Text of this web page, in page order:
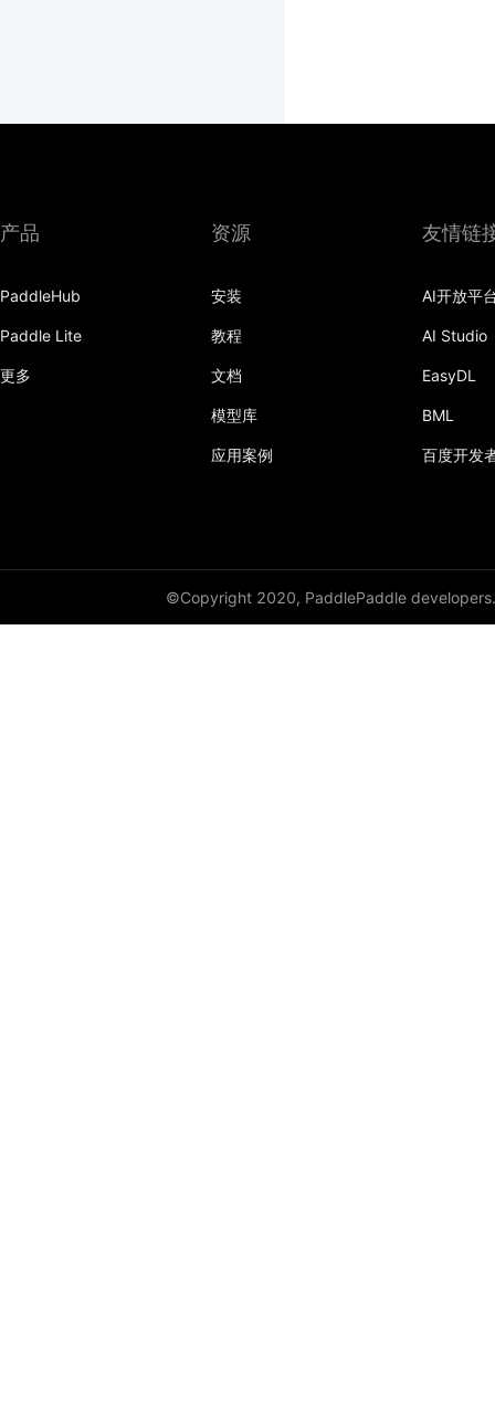
产品
PaddleHub
Paddle Lite
更多
资源
安装
教程
文档
模型库
应用案例
友情链
AI开放平
AI Studio
EasyDL
BML
百度开发
©Copyright 2020, PaddlePaddle developers.